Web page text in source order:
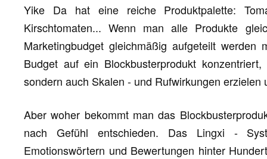
Yike Da hat eine reiche Produktpalette:
Kirschtomaten... Wenn man alle Produkte
Marketingbudget gleichmäßig aufgeteilt
Budget auf ein Blockbusterprodukt
sondern auch Skalen - und Rufwirkungen
Aber woher bekommt man das
nach Gefühl entschieden. Das Lingxi -
Emotionswörtern und Bewertungen hinter